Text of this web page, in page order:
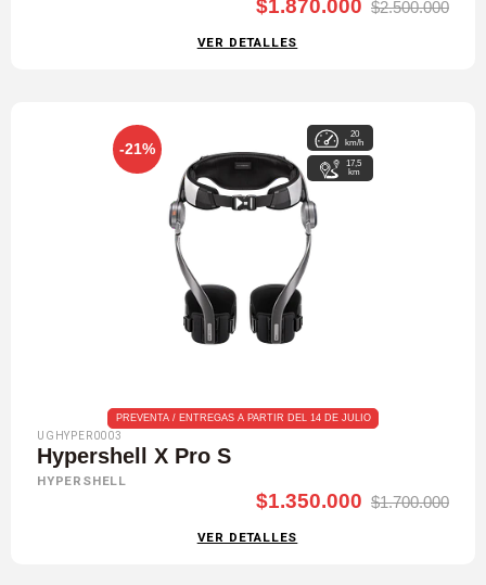
$1.870.000 $2.500.000
VER DETALLES
-21%
20
km/h
17,5
km
PREVENTA / ENTREGAS A PARTIR DEL 14 DE JULIO
UGHYPER0003
Hypershell X Pro S
HYPERSHELL
$1.350.000 $1.700.000
VER DETALLES